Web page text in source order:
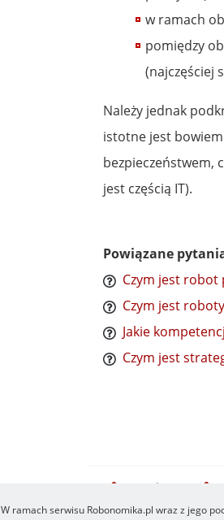
w ramach
pomiędzy
(najczęściej
Należy jednak
istotne jest
bezpieczeństwem,
jest częścią IT).
Powiązane
Czym jest robot
Czym jest
Jakie
Czym jest
menu
Newsletter
W ramach serwisu Robonomika.pl wraz z jego